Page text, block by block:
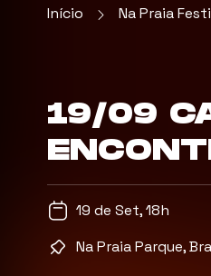
Início Na Praia
19/09
19 de Set, 18h
Na Praia Parque,